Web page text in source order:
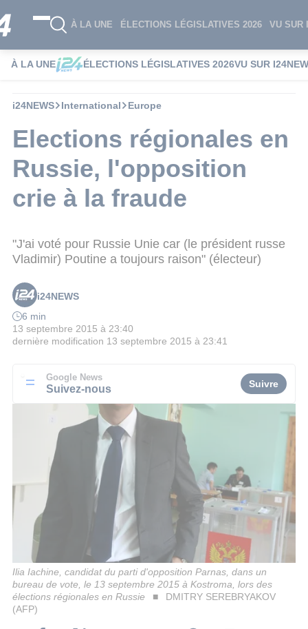
À LA UNE ÉLECTIONS LÉGISLATIVES 2026 VU SUR
À LA UNE ÉLECTIONS LÉGISLATIVES 2026VU SUR
i24NEWS International Europe
Elections régionales en
Russie, l'opposition
crie à la fraude
"J'ai voté pour Russie Unie car (le président russe
Vladimir) Poutine a toujours raison" (électeur)
i24NEWS
6 min
13 septembre 2015 à 23:40
dernière modification 13 septembre 2015 à 23:41
Google News
Suivez-nous Suivre
Ilia Iachine, candidat du parti d'opposition Parnas, dans un
bureau de vote, le 13 septembre 2015 à Kostroma, lors des
élections régionales en Russie
DMITRY SEREBRYAKOV
(AFP)